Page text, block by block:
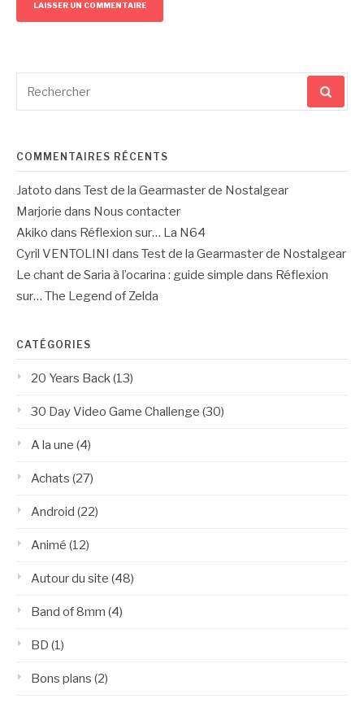
pour
COMMENTAIRES RÉCENTS
Jatoto dans Test de la Gearmaster de Nostalgear
Marjorie dans Nous contacter
Akiko dans Réflexion sur… La N64
Cyril VENTOLINI
dans Test de la Gearmaster de Nostalgear
Le chant de Saria à l’ocarina : guide simple dans Réflexion
sur… The Legend of Zelda
CATÉGORIES
20 Years Back(13)
30 Day Video Game Challenge (30)
A la une (4)
Achats (27)
Android (22)
Animé (12)
Autour du site (48)
Band of 8mm (4)
BD (1)
Bons plans (2)